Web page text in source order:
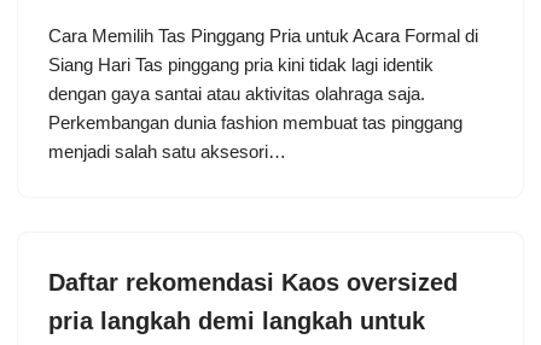
Cara Memilih Tas Pinggang Pria untuk Acara Formal di
Siang Hari Tas pinggang pria kini tidak lagi identik
dengan gaya santai atau aktivitas olahraga saja.
Perkembangan dunia fashion membuat tas pinggang
menjadi salah satu aksesori…
Daftar rekomendasi Kaos oversized
pria langkah demi langkah untuk